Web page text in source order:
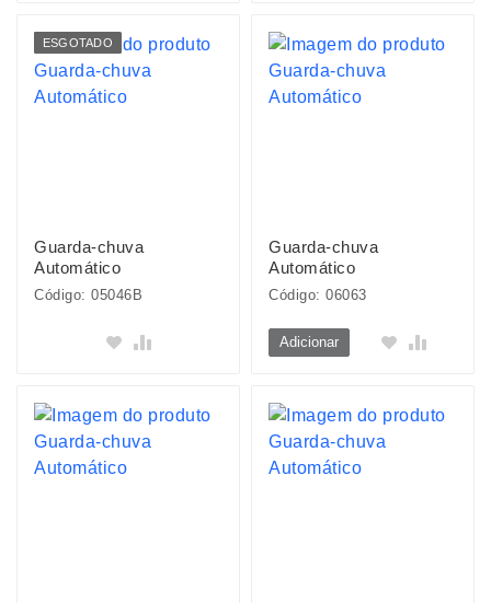
ESGOTADO
Guarda-chuva
Automático
Código: 05046B
Guarda-chuva
Automático
Código: 06063
Adicionar